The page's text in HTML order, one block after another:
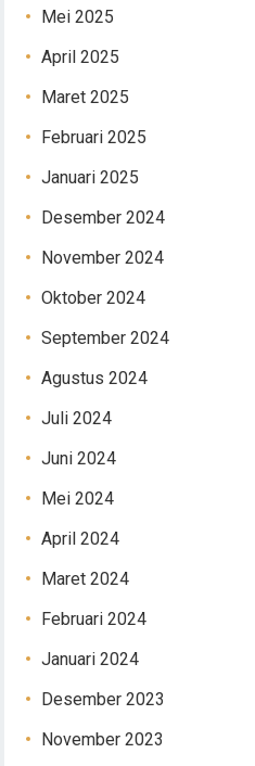
Mei 2025
April 2025
Maret 2025
Februari 2025
Januari 2025
Desember 2024
November 2024
Oktober 2024
September 2024
Agustus 2024
Juli 2024
Juni 2024
Mei 2024
April 2024
Maret 2024
Februari 2024
Januari 2024
Desember 2023
November 2023